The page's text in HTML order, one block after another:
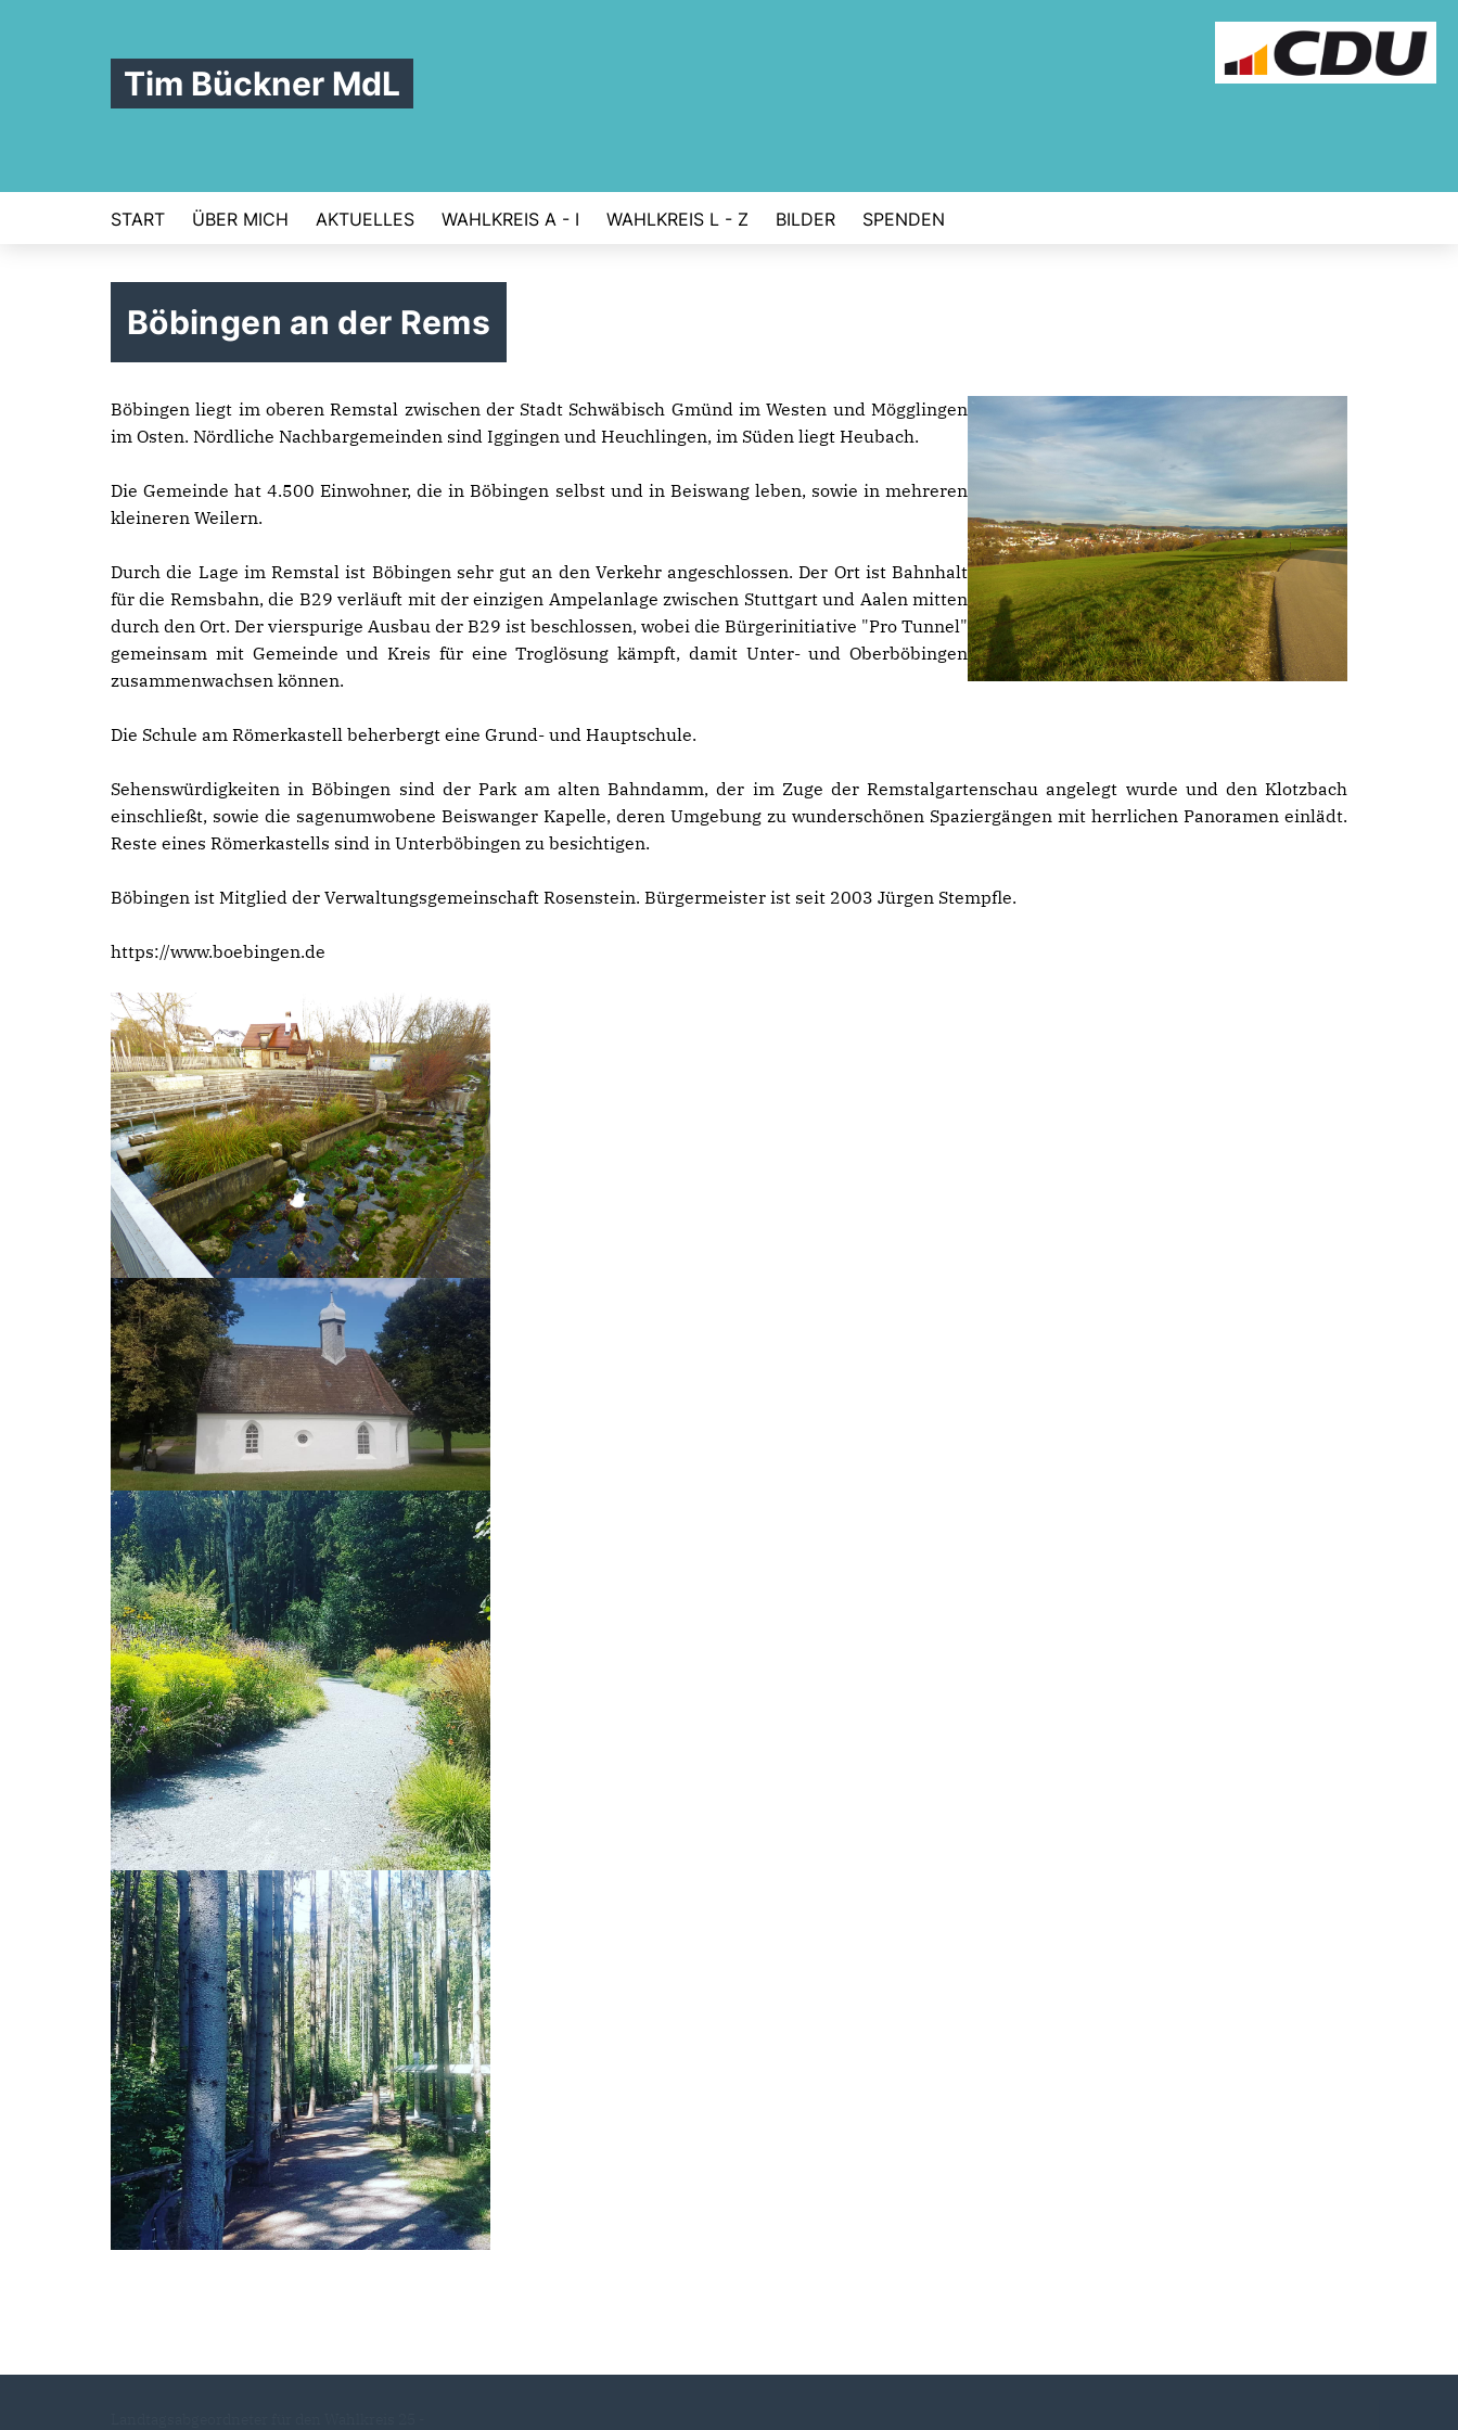
Tim Bückner MdL
START ÜBER MICH AKTUELLES WAHLKREIS A - I WAHLKREIS L - Z BILDER SPENDEN
Böbingen an der Rems
Böbingen liegt im oberen Remstal zwischen der Stadt Schwäbisch Gmünd im Westen und Mögglingen
im Osten. Nördliche Nachbargemeinden sind Iggingen und Heuchlingen, im Süden liegt Heubach.
Die Gemeinde hat 4.500 Einwohner, die in Böbingen selbst und in Beiswang leben, sowie in mehreren
kleineren Weilern.
Durch die Lage im Remstal ist Böbingen sehr gut an den Verkehr angeschlossen. Der Ort ist Bahnhalt
für die Remsbahn, die B29 verläuft mit der einzigen Ampelanlage zwischen Stuttgart und Aalen mitten
durch den Ort. Der vierspurige Ausbau der B29 ist beschlossen, wobei die Bürgerinitiative "Pro Tunnel"
gemeinsam mit Gemeinde und Kreis für eine Troglösung kämpft, damit Unter- und Oberböbingen
zusammenwachsen können.
Die Schule am Römerkastell beherbergt eine Grund- und Hauptschule.
Sehenswürdigkeiten in Böbingen sind der Park am alten Bahndamm, der im Zuge der Remstalgartenschau angelegt wurde und den Klotzbach
einschließt, sowie die sagenumwobene Beiswanger Kapelle, deren Umgebung zu wunderschönen Spaziergängen mit herrlichen Panoramen einlädt.
Reste eines Römerkastells sind in Unterböbingen zu besichtigen.
Böbingen ist Mitglied der Verwaltungsgemeinschaft Rosenstein. Bürgermeister ist seit 2003 Jürgen Stempfle.
https://www.boebingen.de